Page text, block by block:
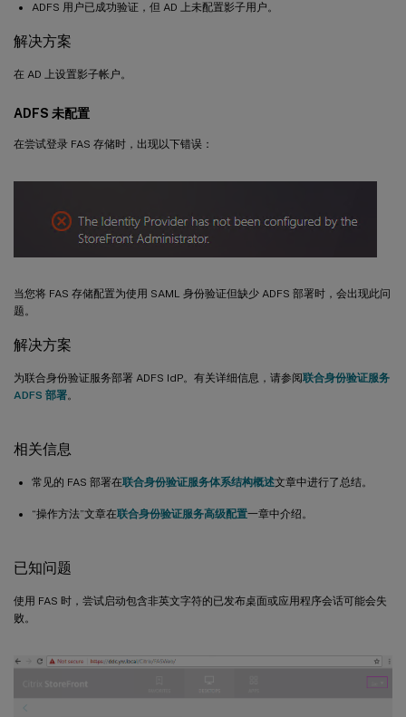
ADFS 用户已成功验证，但 AD 上未配置影子用户。
解决方案
在 AD 上设置影子帐户。
ADFS 未配置
在尝试登录 FAS 存储时，出现以下错误：
当您将 FAS 存储配置为使用 SAML 身份验证但缺少 ADFS 部署时，会出现此问
题。
解决方案
为联合身份验证服务部署 ADFS IdP。有关详细信息，请参阅联合身份验证服务
ADFS 部署。
相关信息
常见的 FAS 部署在联合身份验证服务体系结构概述文章中进行了总结。
“操作方法”文章在联合身份验证服务高级配置一章中介绍。
已知问题
使用 FAS 时，尝试启动包含非英文字符的已发布桌面或应用程序会话可能会失
败。